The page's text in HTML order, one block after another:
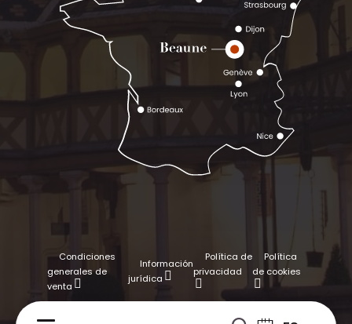
Condiciones
generales de
venta
Información
jurídica
Política de
privacidad
Política
de cookies